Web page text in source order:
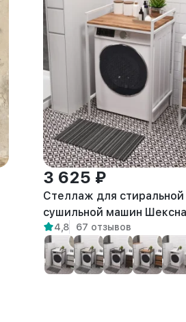
3 625 ₽
Стеллаж для стиральной
сушильной машин Шексна
белый/амаретто
4,8 67 отзывов